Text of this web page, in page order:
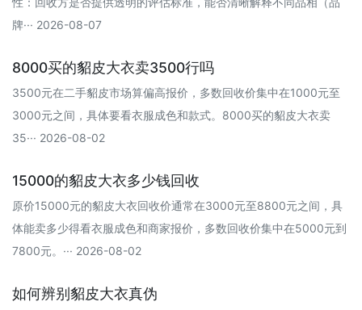
牌··· 2026-08-07
8000买的貂皮大衣卖3500行吗
3500元在二手貂皮市场算偏高报价‌，多数回收价集中在1000元至
3000元之间，具体要看衣服成色和款式。‌‌‌8000买的貂皮大衣卖
35··· 2026-08-02
15000的貂皮大衣多少钱回收
原价15000元的貂皮大衣回收价通常在3000元至8800元之间，具
体能卖多少得看衣服成色和商家报价，多数回收价集中在5000元到
7800元。··· 2026-08-02
如何辨别貂皮大衣真伪